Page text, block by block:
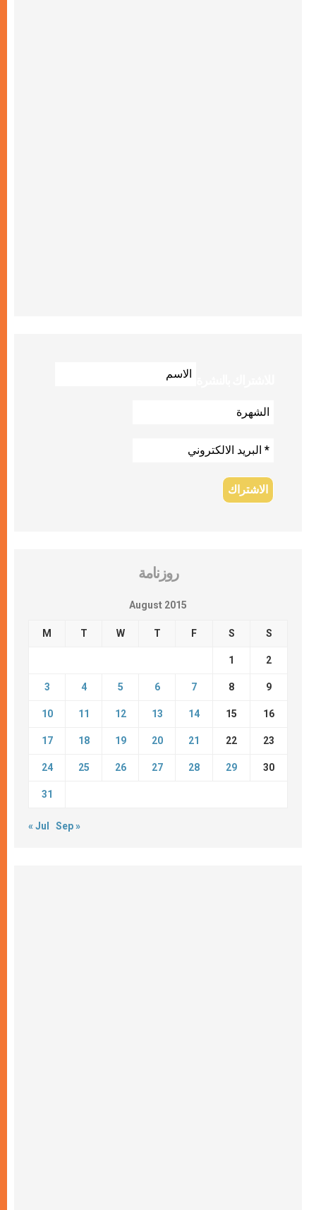
روزنامة
August 2015
M T W T F S S
1 2
3 4 5 6 7 8 9
10 11 12 13 14 15 16
17 18 19 20 21 22 23
24 25 26 27 28 29 30
31
« Jul Sep »